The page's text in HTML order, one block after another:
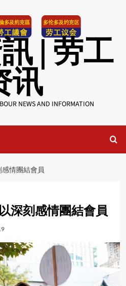
| 劳工
讯
NEWS AND INFORMATION
情團結會員
深刻感情團結會員